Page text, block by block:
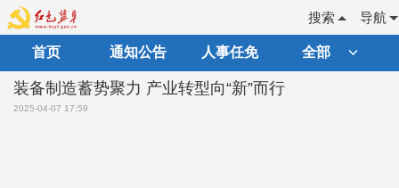
导航
搜索
首页 通知公告 人事任免 全部
装备制造蓄势聚力 产业转型向“新”而行
2025-04-07 17:59